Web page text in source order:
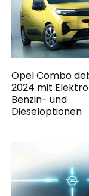
Opel Combo
2024 mit
Benzin- und
Dieseloptionen